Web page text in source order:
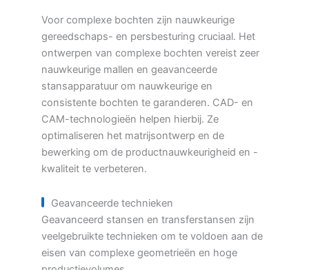
Voor complexe bochten zijn nauwkeurige
gereedschaps- en persbesturing cruciaal. Het
ontwerpen van complexe bochten vereist zeer
nauwkeurige mallen en geavanceerde
stansapparatuur om nauwkeurige en
consistente bochten te garanderen. CAD- en
CAM-technologieën helpen hierbij. Ze
optimaliseren het matrijsontwerp en de
bewerking om de productnauwkeurigheid en -
kwaliteit te verbeteren.
Geavanceerde technieken
Geavanceerd stansen en transferstansen zijn
veelgebruikte technieken om te voldoen aan de
eisen van complexe geometrieën en hoge